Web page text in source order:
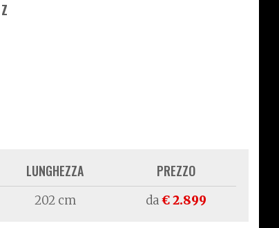
Z
LUNGHEZZA
202 cm
PREZZO
da€ 2.899